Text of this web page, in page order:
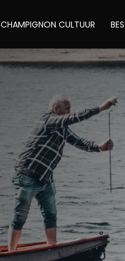
CHAMPIGNON CULTUUR